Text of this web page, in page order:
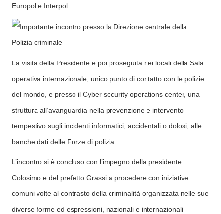
Europol e Interpol.
La visita della Presidente è poi proseguita nei locali della Sala
operativa internazionale, unico punto di contatto con le polizie
del mondo, e presso il Cyber security operations center, una
struttura all’avanguardia nella prevenzione e intervento
tempestivo sugli incidenti informatici, accidentali o dolosi, alle
banche dati delle Forze di polizia.
L’incontro si è concluso con l’impegno della presidente
Colosimo e del prefetto Grassi a procedere con iniziative
comuni volte al contrasto della criminalità organizzata nelle sue
diverse forme ed espressioni, nazionali e internazionali.